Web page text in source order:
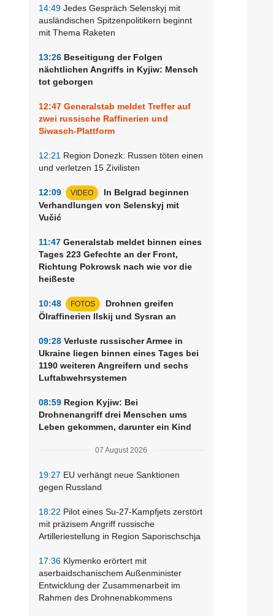
14:49 Jedes Gespräch Selenskyj mit
ausländischen Spitzenpolitikern beginnt
mit Thema Raketen
13:26 Beseitigung der Folgen
nächtlichen Angriffs in Kyjiw: Mensch
tot geborgen
12:47 Generalstab meldet Treffer auf
zwei russische Raffinerien und
Siwasch-Plattform
12:21 Region Donezk: Russen töten einen
und verletzen 15 Zivilisten
12:09 VIDEO
In Belgrad beginnen
Verhandlungen von Selenskyj mit
Vučić
11:47 Generalstab meldet binnen eines
Tages 223 Gefechte an der Front,
Richtung Pokrowsk nach wie vor die
heißeste
10:48 FOTOS
Drohnen greifen
Ölraffinerien Ilskij und Sysran an
09:28 Verluste russischer Armee in
Ukraine liegen binnen eines Tages bei
1190 weiteren Angreifern und sechs
Luftabwehrsystemen
08:59 Region Kyjiw: Bei
Drohnenangriff drei Menschen ums
Leben gekommen, darunter ein Kind
07 August 2026
19:27 EU verhängt neue Sanktionen
gegen Russland
18:22 Pilot eines Su-27-Kampfjets zerstört
mit präzisem Angriff russische
Artilleriestellung in Region Saporischschja
17:36 Klymenko erörtert mit
aserbaidschanischem Außenminister
Entwicklung der Zusammenarbeit im
Rahmen des Drohnenabkommens